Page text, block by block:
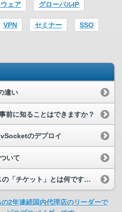
ェア グローバルIP
VPN セミナー SSO
違い
に知ることはできますか？
のデプロイ
いて
Cato SASEの保守サービスの「チケット」とは何ですか？